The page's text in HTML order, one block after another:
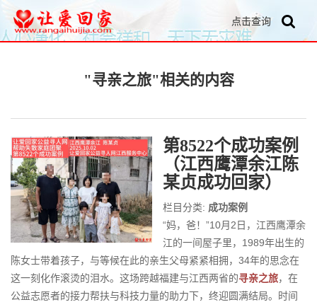
点击查询
"寻亲之旅"相关的内容
第8522个成功案例
（江西鹰潭余江陈
某贞成功回家）
栏目分类: 成功案例
“妈，爸！”10月2日，江西鹰潭余
江的一间屋子里，1989年出生的
陈女士带着孩子，与等候在此的亲生父母紧紧相拥，34年的思念在
这一刻化作滚烫的泪水。这场跨越福建与江西两省的寻亲之旅，在
公益志愿者的接力帮扶与科技力量的助力下，终迎圆满结局。时间